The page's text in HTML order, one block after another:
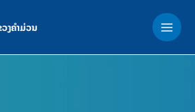
ງຄຳມ່ວນ